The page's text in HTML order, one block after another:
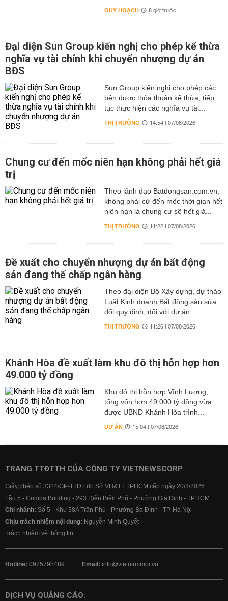
QUY HOẠCH 8 giờ trước
Đại diện Sun Group kiến nghị cho phép kế thừa
nghĩa vụ tài chính khi chuyển nhượng dự án
BĐS
Sun Group kiến nghị cho phép các
bên được thỏa thuận kế thừa, tiếp
tục thực hiện các nghĩa vụ tài...
THỊ TRƯỜNG 14:54 | 07/08/2026
Chung cư đến mốc niên hạn không phải hết giá
trị
Theo lãnh đạo Batdongsan.com.vn,
không phải cứ đến mốc thời gian hết
niên hạn là chung cư sẽ hết giá...
THỊ TRƯỜNG 11:22 | 07/08/2026
Đề xuất cho chuyển nhượng dự án bất động
sản đang thế chấp ngân hàng
Theo đại diện Bộ Xây dựng, dự thảo
Luật Kinh doanh Bất động sản sửa
đổi quy định, đối với dự án...
THỊ TRƯỜNG 11:26 | 07/08/2026
Khánh Hòa đề xuất làm khu đô thị hỗn hợp hơn
49.000 tỷ đồng
Khu đô thị hỗn hợp Vĩnh Lương,
tổng vốn hơn 49.000 tỷ đồng vừa
được UBND Khánh Hòa trình...
DỰ ÁN 15:04 | 07/08/2026
TRANG TTĐTTH CỦA CÔNG TY VIETNEWSCORP
Giấy phép số 3324/GP-TTĐT do Sở VH&TT TPHCM cấp ngày 20/3/2026
Lầu 5 - Compa Building - 293 Điện Biên Phủ - Phường Gia Định - TP.HCM
Chi nhánh: Số 5 - Khu 38A Trần Phú - Phường Ba Đình - TP. Hà Nội
Chịu trách nhiệm nội dung: Nguyễn Minh Quyết
Trách nhiệm về thông tin
Hotline: 0975798489 Email: info@vietnammoi.vn
DỊCH VỤ QUẢNG CÁO: